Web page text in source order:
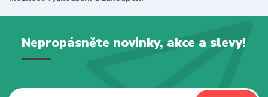
Nepropásněte novinky, akce a slevy!